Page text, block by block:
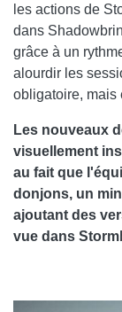
les actions de
dans
grâce à un
alourdir les
obligatoire, mais
Les nouveaux
visuellement
au fait que
donjons, un
ajoutant des
vue dans